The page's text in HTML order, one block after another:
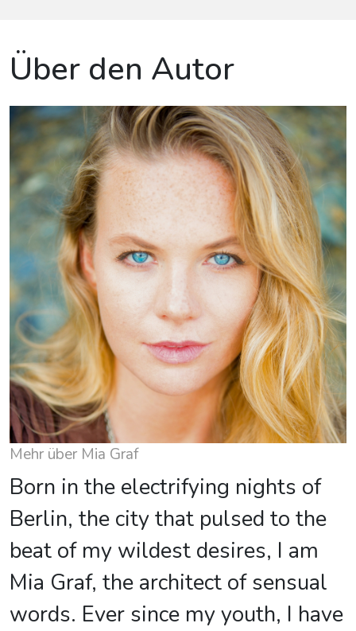
Über den Autor
Mehr über Mia Graf
Born in the electrifying nights of
Berlin, the city that pulsed to the
beat of my wildest desires, I am
Mia Graf, the architect of sensual
words. Ever since my youth, I have